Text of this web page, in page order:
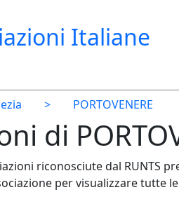
Italiane
> PORTOVENERE
di
riconosciute dal RUNTS
per visualizzare tutte